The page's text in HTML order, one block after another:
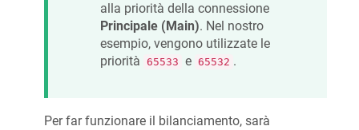
alla priorità della connessione
Principale (Main). Nel nostro
esempio, vengono utilizzate le
priorità 65533 e 65532 .
Per far funzionare il bilanciamento, sarà